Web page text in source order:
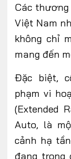
Các
Việt Nam
không chỉ
mang đến
Đặc biệt,
phạm vi
(Extended
Auto, là
cảnh hạ
đang